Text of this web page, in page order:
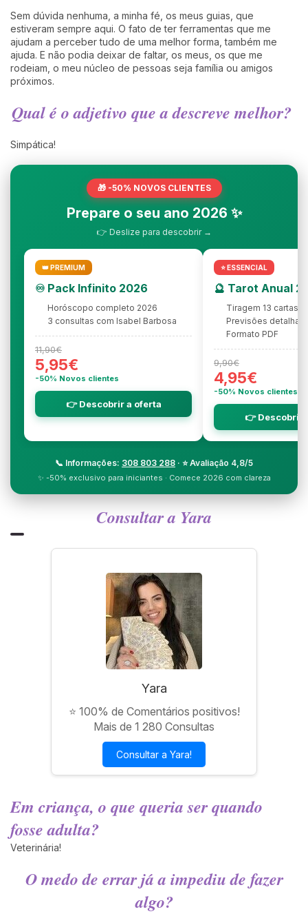
Sem dúvida nenhuma, a minha fé, os meus guias, que
estiveram sempre aqui. O fato de ter ferramentas que me
ajudam a perceber tudo de uma melhor forma, também me
ajuda. E não podia deixar de faltar, os meus, os que me
rodeiam, o meu núcleo de pessoas seja família ou amigos
próximos.
Qual é o adjetivo que a descreve melhor?
Simpática!
🎁 -50% NOVOS CLIENTES
Prepare o seu ano 2026 ✨
👉 Deslize para descobrir →
👑 PREMIUM
♾️ Pack Infinito 2026
Horóscopo completo 2026
3 consultas com Isabel Barbosa
11,90€
5,95€
-50% Novos clientes
👉 Descobrir a oferta
⭐ ESSENCIAL
🔮 Tarot Anual
Tiragem 13 cartas
Previsões
Formato PDF
9,90€
4,95€
-50% Novos clientes
👉 Descobrir
📞 Informações: 308 803 288 · ⭐ Avaliação 4,8/5
✨ -50% exclusivo para iniciantes · Comece 2026 com clareza
Consultar a Yara
Yara
⭐ 100% de Comentários positivos!
Mais de 1 280 Consultas
Consultar a Yara!
Em criança, o que queria ser quando
fosse adulta?
Veterinária!
O medo de errar já a impediu de fazer
algo?